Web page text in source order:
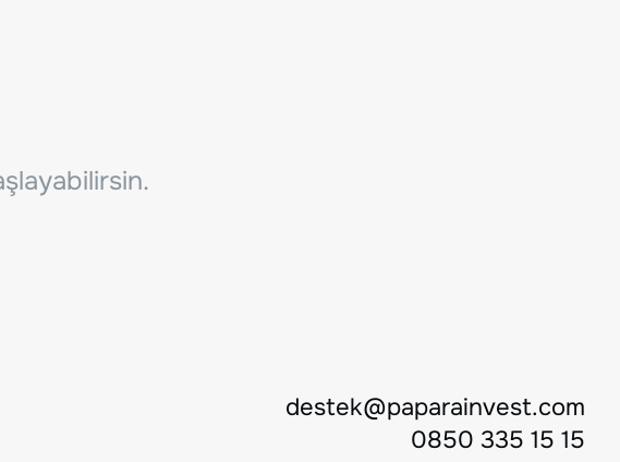
destek@paparainvest.com
0850 335 15 15